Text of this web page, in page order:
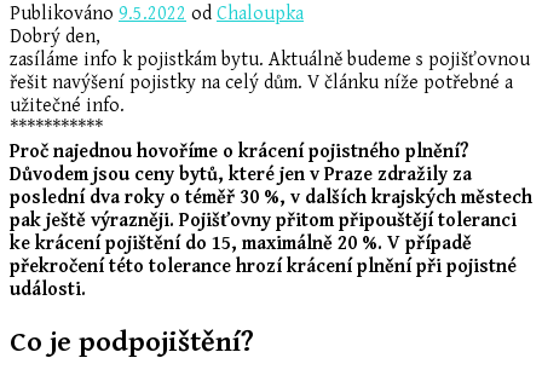
Publikováno 9.5.2022 od Chaloupka
Dobrý den,
zasíláme info k pojistkám bytu. Aktuálně budeme s pojišťovnou
řešit navýšení pojistky na celý dům. V článku níže potřebné a
užitečné info.
***********
Proč najednou hovoříme o krácení pojistného plnění?
Důvodem jsou ceny bytů, které jen v Praze zdražily za
poslední dva roky o téměř 30 %, v dalších krajských městech
pak ještě výrazněji. Pojišťovny přitom připouštějí toleranci
ke krácení pojištění do 15, maximálně 20 %. V případě
překročení této tolerance hrozí krácení plnění při pojistné
události.
Co je podpojištění?